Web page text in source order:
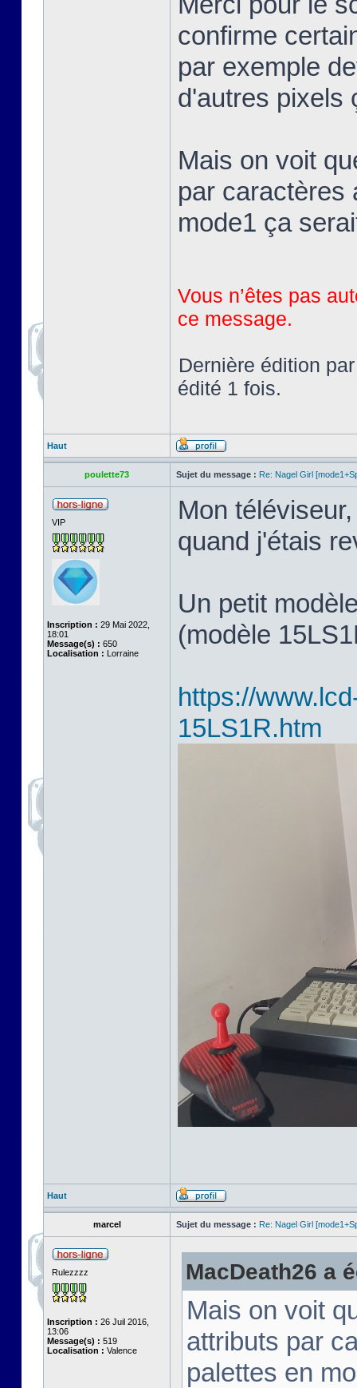
confirme
par exemple
d'autres pixels
Mais on voit
par caractères
mode1 ça
Vous n’êtes pas
ce message.
Dernière édition
édité 1 fois.
Haut
poulette73 Sujet du message : Re: Nagel Girl
VIP
Inscription : 29 Mai 2022,
18:01
Message(s) : 650
Localisation : Lorraine
Mon
quand j'étais
Un petit
(modèle
https://
15LS1R.htm
Haut
marcel Sujet du message : Re: Nagel Girl
Rulezzzz
Inscription : 26 Juil 2016,
13:06
Message(s) : 519
Localisation : Valence
MacDeath26 a
Mais on voit
attributs par
palettes en